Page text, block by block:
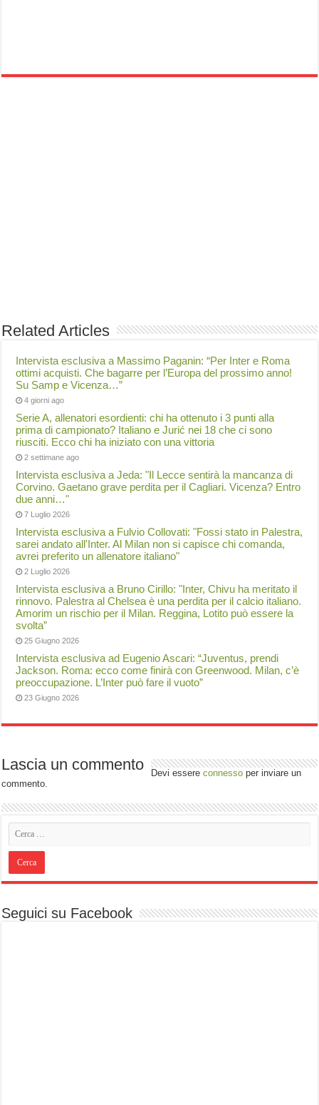
Related Articles
Intervista esclusiva a Massimo Paganin: “Per Inter e Roma
ottimi acquisti. Che bagarre per l’Europa del prossimo anno!
Su Samp e Vicenza…”
4 giorni ago
Serie A, allenatori esordienti: chi ha ottenuto i 3 punti alla
prima di campionato? Italiano e Jurić nei 18 che ci sono
riusciti. Ecco chi ha iniziato con una vittoria
2 settimane ago
Intervista esclusiva a Jeda: "Il Lecce sentirà la mancanza di
Corvino. Gaetano grave perdita per il Cagliari. Vicenza? Entro
due anni…"
7 Luglio 2026
Intervista esclusiva a Fulvio Collovati: "Fossi stato in Palestra,
sarei andato all'Inter. Al Milan non si capisce chi comanda,
avrei preferito un allenatore italiano"
2 Luglio 2026
Intervista esclusiva a Bruno Cirillo: "Inter, Chivu ha meritato il
rinnovo. Palestra al Chelsea è una perdita per il calcio italiano.
Amorim un rischio per il Milan. Reggina, Lotito può essere la
svolta”
25 Giugno 2026
Intervista esclusiva ad Eugenio Ascari: “Juventus, prendi
Jackson. Roma: ecco come finirà con Greenwood. Milan, c’è
preoccupazione. L’Inter può fare il vuoto”
23 Giugno 2026
Lascia un commento Devi essereconnesso per inviare un
commento.
Seguici su Facebook